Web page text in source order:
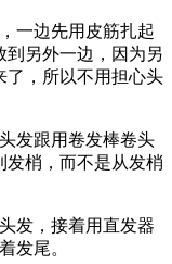
一边先用皮筋扎起
到另外一边，因为另
了，所以不用担心头
发跟用卷发棒卷头
发梢，而不是从发梢
发，接着用直发器
发尾。